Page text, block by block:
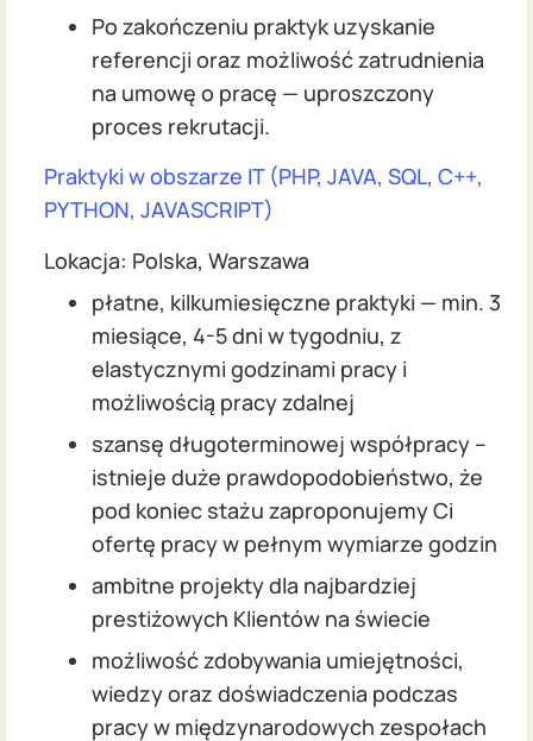
Po zakończeniu praktyk uzyskanie
referencji oraz możliwość zatrudnienia
na umowę o pracę — uproszczony
proces rekrutacji.
Praktyki w obszarze IT (PHP, JAVA, SQL, C++,
PYTHON, JAVASCRIPT)
Lokacja: Polska, Warszawa
płatne, kilkumiesięczne praktyki — min. 3
miesiące, 4-5 dni w tygodniu, z
elastycznymi godzinami pracy i
możliwością pracy zdalnej
szansę długoterminowej współpracy –
istnieje duże prawdopodobieństwo, że
pod koniec stażu zaproponujemy Ci
ofertę pracy w pełnym wymiarze godzin
ambitne projekty dla najbardziej
prestiżowych Klientów na świecie
możliwość zdobywania umiejętności,
wiedzy oraz doświadczenia podczas
pracy w międzynarodowych zespołach